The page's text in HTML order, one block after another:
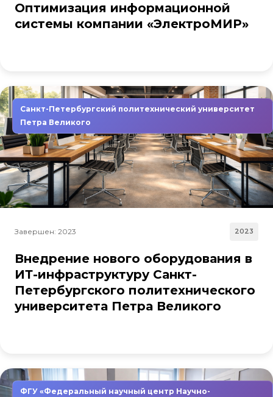
Оптимизация информационной
системы компании «ЭлектроМИР»
Санкт-Петербургский политехнический университет
Петра Великого
Завершен: 2023 2023
Внедрение нового оборудования в
ИТ-инфраструктуру Санкт-
Петербургского политехнического
университета Петра Великого
ФГУ «Федеральный научный центр Научно-